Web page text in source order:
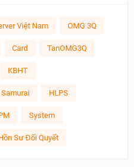
Việt Nam OMG 3Q
Card TanOMG3Q
KBHT
HLPS
System
Sư Đối Quyết